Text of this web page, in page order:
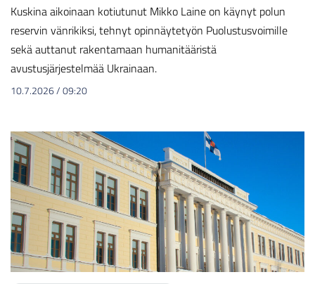
Kuskina aikoinaan kotiutunut Mikko Laine on käynyt polun
reservin vänrikiksi, tehnyt opinnäytetyön Puolustusvoimille
sekä auttanut rakentamaan humanitääristä
avustusjärjestelmää Ukrainaan.
10.7.2026/09:20